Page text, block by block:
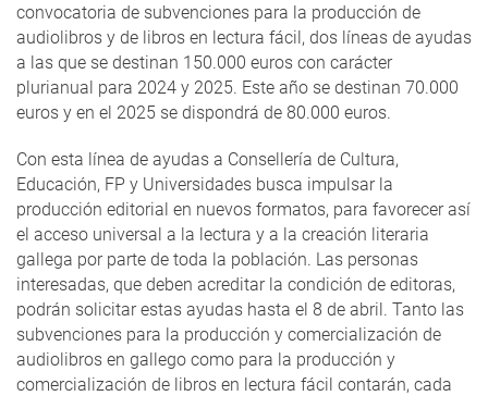
convocatoria de subvenciones para la producción de
audiolibros y de libros en lectura fácil, dos líneas de ayudas
a las que se destinan 150.000 euros con carácter
plurianual para 2024 y 2025. Este año se destinan 70.000
euros y en el 2025 se dispondrá de 80.000 euros.
Con esta línea de ayudas a Consellería de Cultura,
Educación, FP y Universidades busca impulsar la
producción editorial en nuevos formatos, para favorecer así
el acceso universal a la lectura y a la creación literaria
gallega por parte de toda la población. Las personas
interesadas, que deben acreditar la condición de editoras,
podrán solicitar estas ayudas hasta el 8 de abril. Tanto las
subvenciones para la producción y comercialización de
audiolibros en gallego como para la producción y
comercialización de libros en lectura fácil contarán, cada